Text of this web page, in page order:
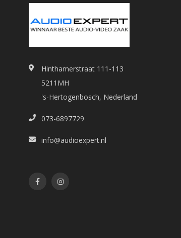
Hinthamerstraat 111-113
5211MH
's-Hertogenbosch, Nederland
073-6897729
info@audioexpert.nl